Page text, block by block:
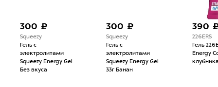
300 ₽
Squeezy
Гель с
электролитами
Squeezy Energy Gel
Без вкуса
300 ₽
Squeezy
Гель с
электролитами
Squeezy Energy Gel
33г Банан
390
226ERS
Гель
Energy